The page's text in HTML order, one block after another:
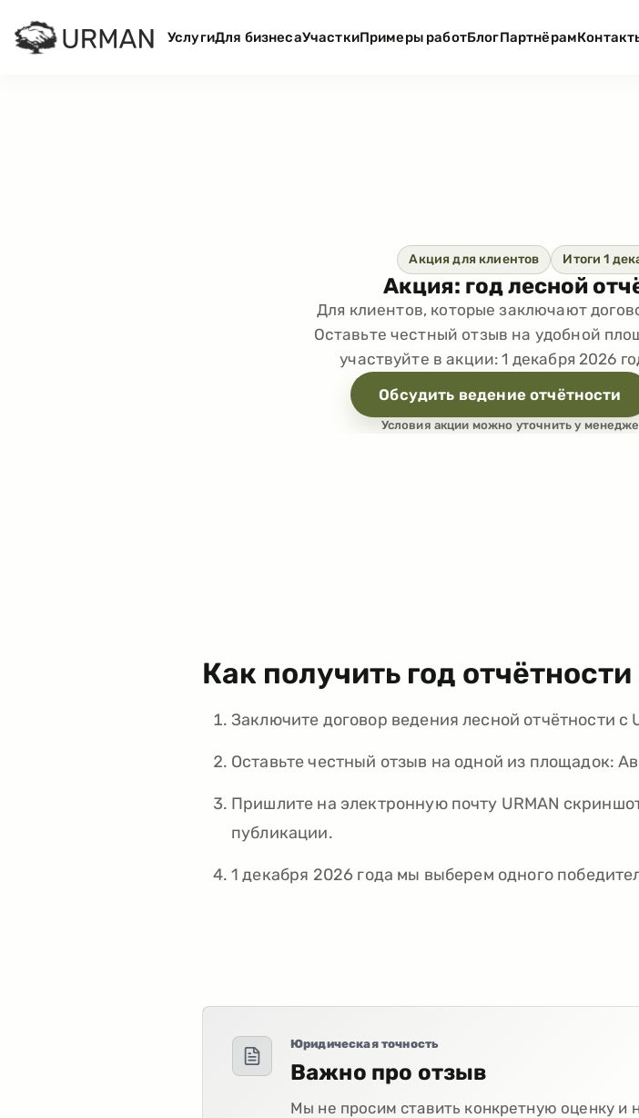
УслугиДля бизнесаУчасткиПримеры работБлогПартнёрам
Акция для клиентов Итоги 1
Акция: год лесной
Для клиентов, которые заключают
Оставьте честный отзыв на удобной
участвуйте в акции: 1 декабря 2026
Обсудить ведение отчётности
Условия акции можно уточнить у
Как получить год
Заключите договор ведения лесной отчётности с
Оставьте честный отзыв на одной из площадок:
Пришлите на электронную почту URMAN
публикации.
1 декабря 2026 года мы выберем одного
Юридическая точность
Важно про отзыв
Мы не просим ставить конкретную оценку и